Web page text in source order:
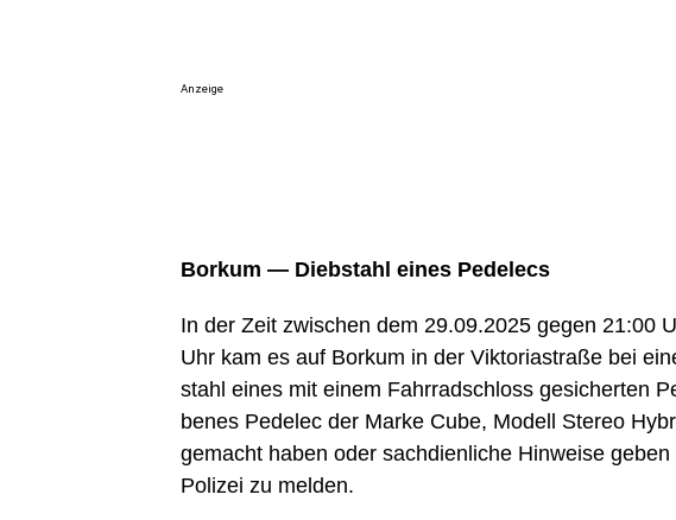
Anzeige
Bor­kum — Dieb­stahl eines Pedelecs
In der Zeit zwi­schen dem 29.09.2025 gegen 21:00
Uhr kam es auf Bor­kum in der Vik­to­ria­stra­ße bei
stahl eines mit einem Fahr­rad­schloss gesi­cher­ten
be­nes Pedelec der Mar­ke Cube, Modell Ste­reo
gemacht haben oder sach­dien­li­che Hin­wei­se
Poli­zei zu melden.